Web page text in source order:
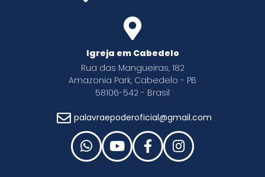
Igreja em Cabedelo
Rua das Mangueiras, 182
Amazonia Park, Cabedelo - PB
58106-542 - Brasil
palavraepoderoficial@gmail.com